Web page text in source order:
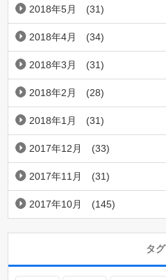
2018年5月 (31)
2018年4月 (34)
2018年3月 (31)
2018年2月 (28)
2018年1月 (31)
2017年12月 (33)
2017年11月 (31)
2017年10月 (145)
タグ